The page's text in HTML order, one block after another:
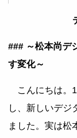
### ～松本尚デ
す変化～
こんにちは。
し、新しいデジ
ました。実は松